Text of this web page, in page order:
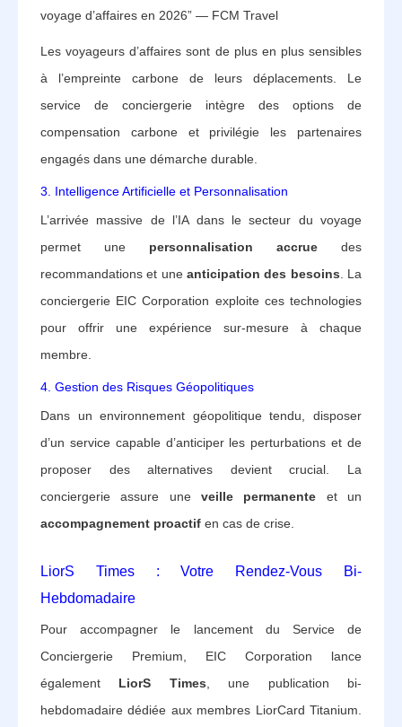
voyage d’affaires en 2026” — FCM Travel
Les voyageurs d’affaires sont de plus en plus sensibles
à l’empreinte carbone de leurs déplacements. Le
service de conciergerie intègre des options de
compensation carbone et privilégie les partenaires
engagés dans une démarche durable.
3. Intelligence Artificielle et Personnalisation
L’arrivée massive de l’IA dans le secteur du voyage
permet une personnalisation accrue des
recommandations et une anticipation des besoins . La
conciergerie EIC Corporation exploite ces technologies
pour offrir une expérience sur-mesure à chaque
membre.
4. Gestion des Risques Géopolitiques
Dans un environnement géopolitique tendu, disposer
d’un service capable d’anticiper les perturbations et de
proposer des alternatives devient crucial. La
conciergerie assure une veille permanente et un
accompagnement proactif en cas de crise.
LiorS Times : Votre Rendez-Vous Bi-
Hebdomadaire
Pour accompagner le lancement du Service de
Conciergerie Premium, EIC Corporation lance
également LiorS Times , une publication bi-
hebdomadaire dédiée aux membres LiorCard Titanium.